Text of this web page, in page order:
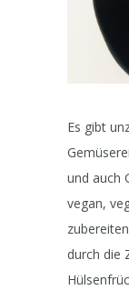
Es gibt
und auch
vegan,
durch die